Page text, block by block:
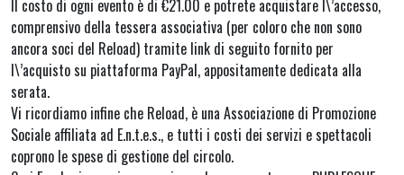
Il costo di ogni evento è di €21.00 e potrete acquistare l\’accesso,
comprensivo della tessera associativa (per coloro che non sono
ancora soci del Reload) tramite link di seguito fornito per
l\’acquisto su piattaforma PayPal, appositamente dedicata alla
serata.
Vi ricordiamo infine che Reload, è una Associazione di Promozione
Sociale affiliata ad E.n.t.e.s., e tutti i costi dei servizi e spettacoli
coprono le spese di gestione del circolo.